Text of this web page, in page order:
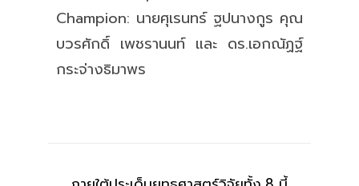
Champion: นายศุเรนทร์ ฐปนางกูร คุณ
บวรศักดิ์ เพชรานนท์ และ ดร.เอกณัฏฐ์
กระจ่างธิมาพร